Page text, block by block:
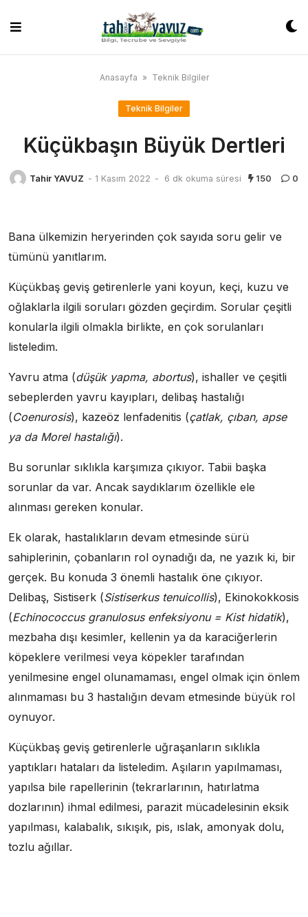
content
Anasayfa » Teknik Bilgiler
Teknik Bilgiler
Küçükbaşın Büyük Dertleri
Tahir YAVUZ - 1 Kasım 2022 - 6 dk okuma süresi 150 0
Bana ülkemizin heryerinden çok sayıda soru gelir ve
tümünü yanıtlarım.
Küçükbaş geviş getirenlerle yani koyun, keçi, kuzu ve
oğlaklarla ilgili soruları gözden geçirdim. Sorular çeşitli
konularla ilgili olmakla birlikte, en çok sorulanları
listeledim.
Yavru atma (düşük yapma, abortus), ishaller ve çeşitli
sebeplerden yavru kayıpları, delibaş hastalığı
(Coenurosis), kazeöz lenfadenitis (çatlak, çıban, apse
ya da Morel hastalığı).
Bu sorunlar sıklıkla karşımıza çıkıyor. Tabii başka
sorunlar da var. Ancak saydıklarım özellikle ele
alınması gereken konular.
Ek olarak, hastalıkların devam etmesinde sürü
sahiplerinin, çobanların rol oynadığı da, ne yazık ki, bir
gerçek. Bu konuda 3 önemli hastalık öne çıkıyor.
Delibaş, Sistiserk (Sistiserkus tenuicollis), Ekinokokkosis
(Echinococcus granulosus enfeksiyonu = Kist hidatik),
mezbaha dışı kesimler, kellenin ya da karaciğerlerin
köpeklere verilmesi veya köpekler tarafından
yenilmesine engel olunamaması, engel olmak için önlem
alınmaması bu 3 hastalığın devam etmesinde büyük rol
oynuyor.
Küçükbaş geviş getirenlerle uğraşanların sıklıkla
yaptıkları hataları da listeledim. Aşıların yapılmaması,
yapılsa bile rapellerinin (tekrarlarının, hatırlatma
dozlarının) ihmal edilmesi, parazit mücadelesinin eksik
yapılması, kalabalık, sıkışık, pis, ıslak, amonyak dolu,
tozlu ağıllar.